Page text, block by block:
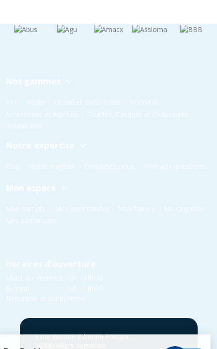
Nos gammes
VTT Route Gravel et Cyclo Cross
VTC/Ville
Accessoires et nutrition
Textiles, Casques et Chaussures
Promotions
Notre expertise
Blog Notre magasin Contactez-nous Foire aux questions
Mon espace
Mon compte Mes commandes Mes favoris
Ma cagnotte
Mes parrainages
Horaires d'ouverture
Mardi au Vendredi
10h - 18h30
Samedi
10h - 18h00
Dimanche et Lundi Fermé
5 rue Yvonne Edmond Foinant,